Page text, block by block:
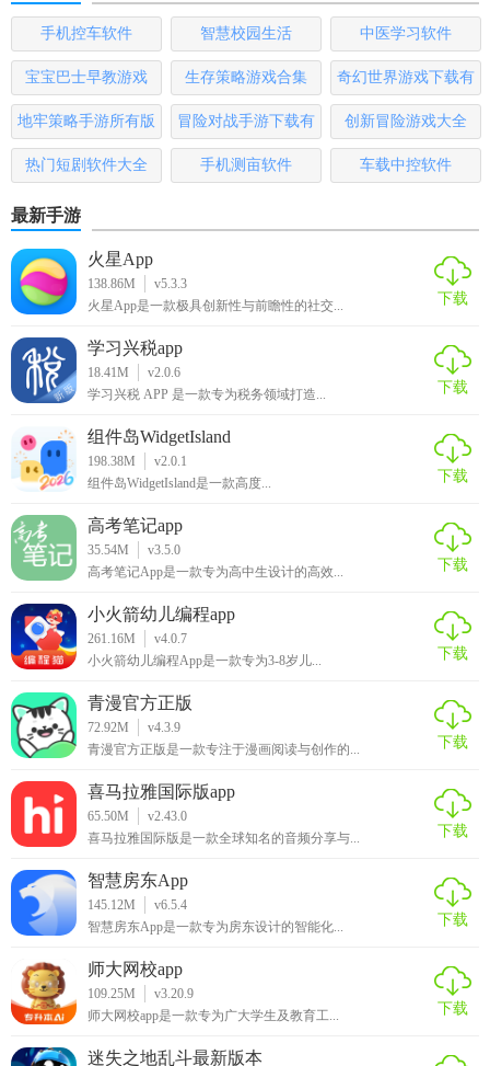
手机控车软件 智慧校园生活 中医学习软件
宝宝巴士早教游戏 生存策略游戏合集
奇幻世界游戏下载有
哪些
地牢策略手游所有版
本
冒险对战手游下载有
哪些
创新冒险游戏大全
热门短剧软件大全 手机测亩软件 车载中控软件
最新手游
火星App
138.86M
v5.3.3
火星App是一款极具创新性与前瞻性的社交...
下载
学习兴税app
18.41M
v2.0.6
学习兴税 APP 是一款专为税务领域打造...
下载
组件岛WidgetIsland
198.38M
v2.0.1
组件岛WidgetIsland是一款高度...
下载
高考笔记app
35.54M
v3.5.0
高考笔记App是一款专为高中生设计的高效...
下载
小火箭幼儿编程app
261.16M
v4.0.7
小火箭幼儿编程App是一款专为3-8岁儿...
下载
青漫官方正版
72.92M
v4.3.9
青漫官方正版是一款专注于漫画阅读与创作的...
下载
喜马拉雅国际版app
65.50M
v2.43.0
喜马拉雅国际版是一款全球知名的音频分享与...
下载
智慧房东App
145.12M
v6.5.4
智慧房东App是一款专为房东设计的智能化...
下载
师大网校app
109.25M
v3.20.9
师大网校app是一款专为广大学生及教育工...
下载
迷失之地乱斗最新版本